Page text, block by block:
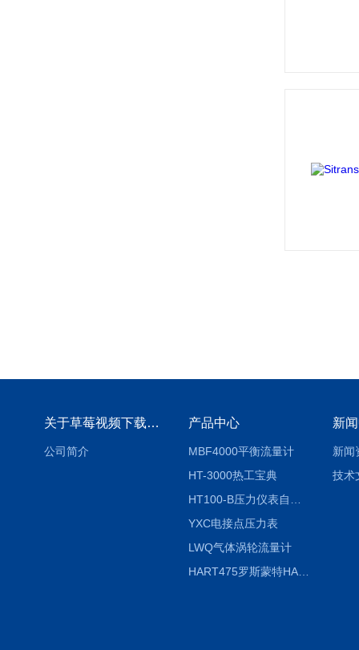
关于草莓视频下载地址
公司简介
产品中心
MBF4000平衡流量计
HT-3000热工宝典
YXC电接点压力表
LWQ气体涡轮流量计
HART475罗斯蒙特HART475手操器
新
新闻
技术